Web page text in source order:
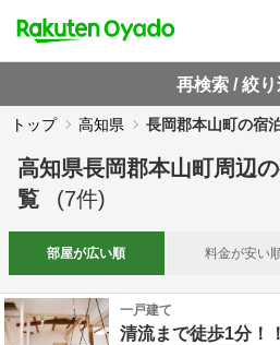
再検索 / 絞
トップ 高知県 長岡郡本山町の宿
高知県長岡郡本山町周辺の
覧
(7件)
部屋が広い順 料金が安い
一戸建て
清流まで徒歩1分！